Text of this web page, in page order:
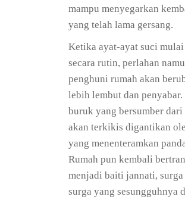
mampu menyegarkan
yang telah lama gersang.
Ketika ayat-ayat suci
secara rutin, perlahan
penghuni rumah akan
lebih lembut dan
buruk yang bersumber dari
akan terkikis digantikan
yang menenteramkan
Rumah pun kembali
menjadi baiti jannati,
surga yang sesungguhnya